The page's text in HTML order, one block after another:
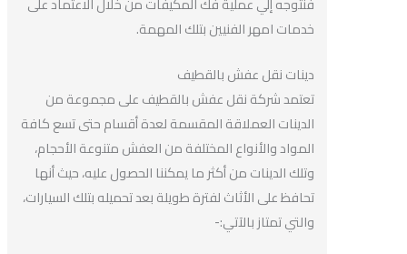
خدمات امهر الفنيين بتلك المهمة.
دينات نقل عفش بالقطيف
تعتمد شركة نقل عفش بالقطيف على مجموعة من
الدينات العملاقة المقسمة لعدة أقسام حتى تسع كافة
المواد والأنواع المختلفة من العفش متنوعة الأحجام،
وتلك الدينات من أكثر ما يمكننا الحصول عليه، حيث أنها
تحافظ على الأثاث لفترة طويلة بعد تحميله بتلك السيارات،
والتي تمتاز بالآتي:-